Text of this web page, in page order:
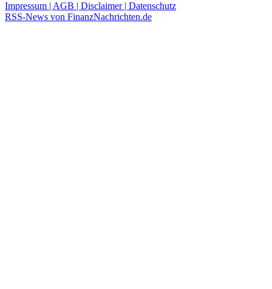
Impressum | AGB | Disclaimer | Datenschutz
RSS-News von FinanzNachrichten.de